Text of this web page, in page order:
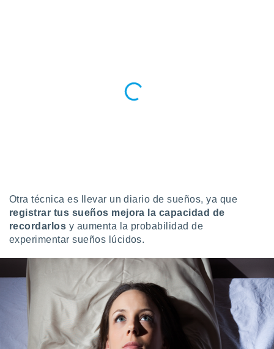
Otra técnica es llevar un diario de sueños, ya que
registrar tus sueños mejora la capacidad de
recordarlos y aumenta la probabilidad de
experimentar sueños lúcidos.